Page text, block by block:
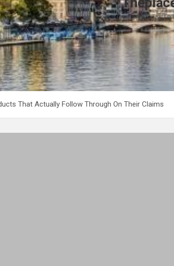
un viaggio coi
That Actually Follow Through On Their Claims